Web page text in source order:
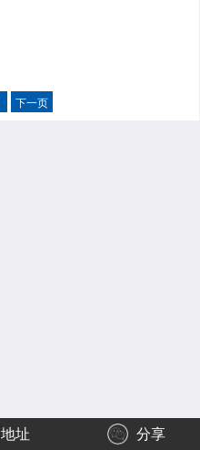
下一页
地址 分享